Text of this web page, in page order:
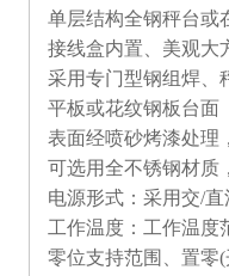
单层结构全钢秤台或
接线盒内置、美观大
采用专门型钢组焊、
平板或花纹钢板台面
表面经喷砂烤漆处理
可选用全不锈钢材质
电源形式：采用交/
工作温度：工作温
零位支持范围、置零